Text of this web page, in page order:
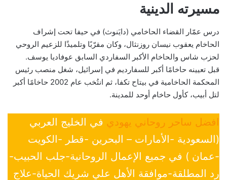
مسيرته الدينية
درس عمّار القضاء الحاخامي (دايَنوث) في حيفا تحت إشراف
الحاخام يعقوب نيسان روزنثال، وكان مقرّبًا وتلميذًا للزعيم الروحي
لحزب شاس والحاخام الأكبر السفاردي السابق عوفاديا يوسف.
قبل تعيينه حاخامًا أكبر للسفارديم في إسرائيل، شغل منصب رئيس
المحكمة الحاخامية في بيتاح تكفا، ثم انتُخب عام 2002 حاخامًا أكبر
لتل أبيب، كأول حاخام أوحد للمدينة.
افضل ساحر روحاني يهودي في الخليج العربي
(السعودية -الأمارات – البحرين -قطر -الكويت
-عمان ) في جميع الإعمال الروحانية-جلب الحبيب-
رد المطلقة-موافقة الأهل علي شريك الحياة-علاج